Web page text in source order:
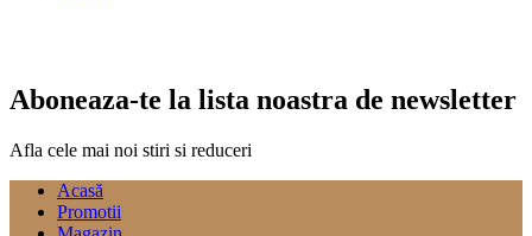
Aboneaza-te la lista noastra de newsletter
Afla cele mai noi stiri si reduceri
Acasă
Promotii